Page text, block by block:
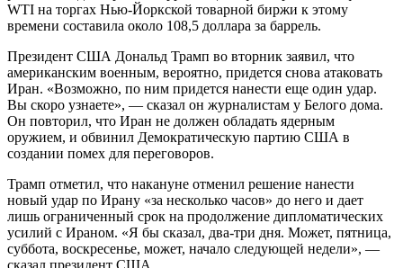
WTI на торгах Нью-Йоркской товарной биржи к этому
времени составила около 108,5 доллара за баррель.
Президент США Дональд Трамп во вторник заявил, что
американским военным, вероятно, придется снова атаковать
Иран. «Возможно, по ним придется нанести еще один удар.
Вы скоро узнаете», — сказал он журналистам у Белого дома.
Он повторил, что Иран не должен обладать ядерным
оружием, и обвинил Демократическую партию США в
создании помех для переговоров.
Трамп отметил, что накануне отменил решение нанести
новый удар по Ирану «за несколько часов» до него и дает
лишь ограниченный срок на продолжение дипломатических
усилий с Ираном. «Я бы сказал, два-три дня. Может, пятница,
суббота, воскресенье, может, начало следующей недели», —
сказал президент США.